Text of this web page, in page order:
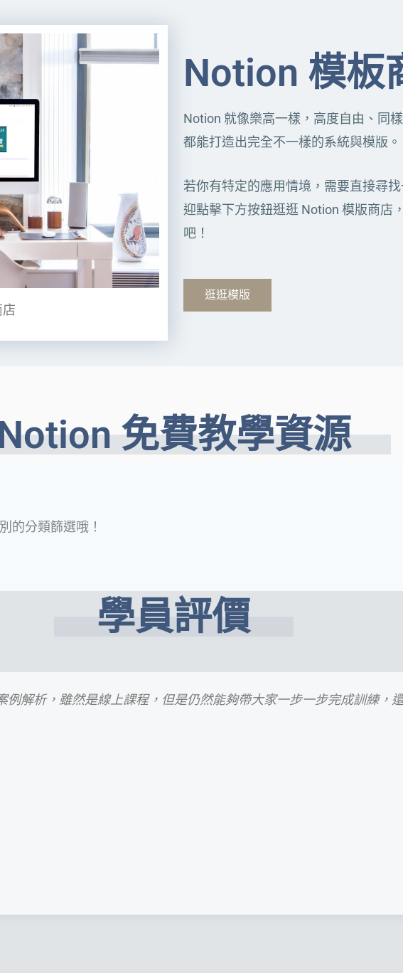
Notion 模板
Notion 就像樂高一樣，高度自由、同
都能打造出完全不一樣的系統與模版。
若你有特定的應用情境，需要直接尋
迎點擊下方按鈕逛逛 Notion 模版商店
吧！
逛逛模版
免費教學資源
的分類篩選哦！
學員評價
例解析，雖然是線上課程，但是仍然能夠帶大家一步一步完成訓練，